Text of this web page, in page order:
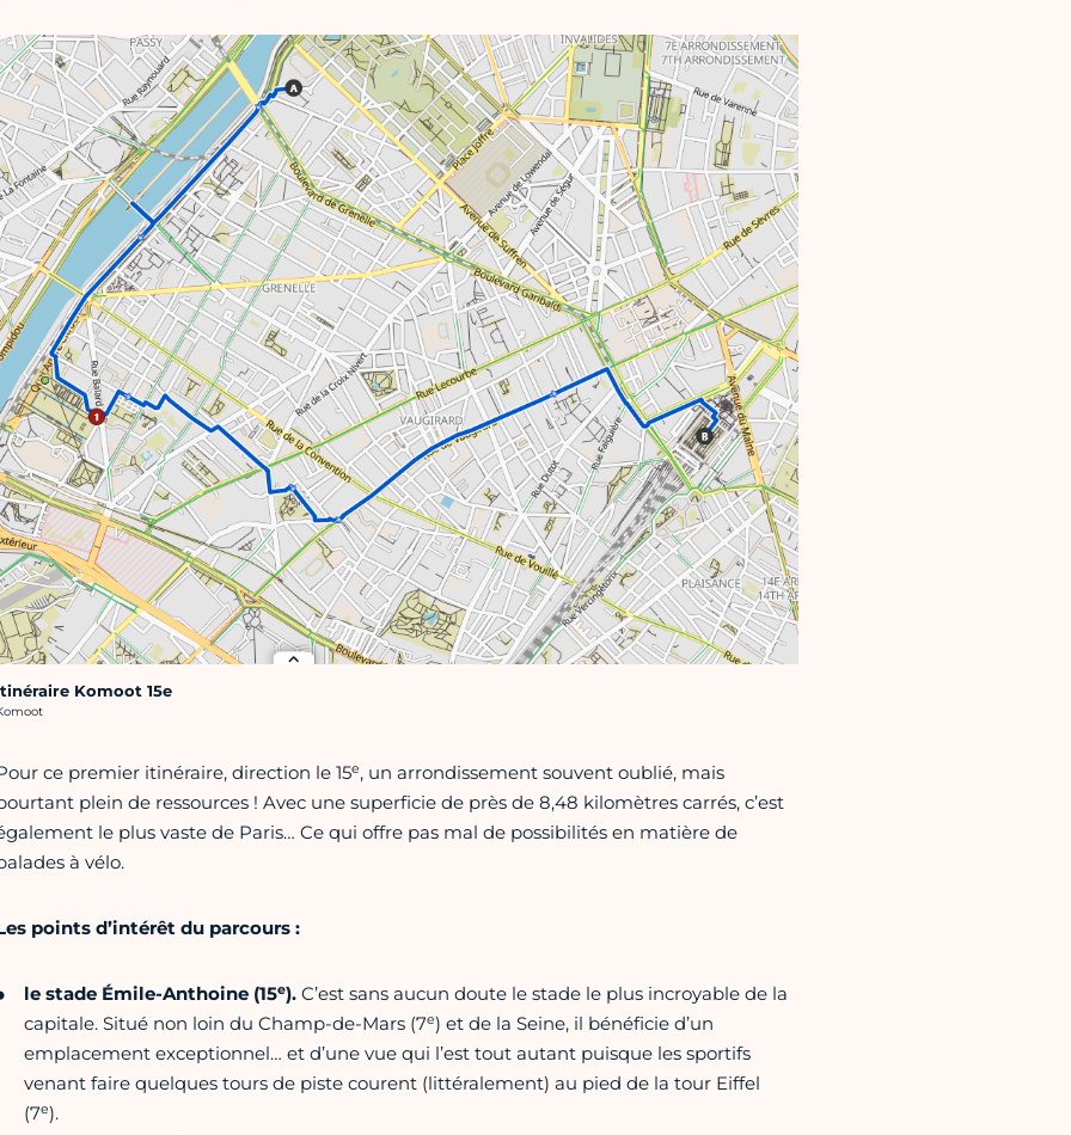
Komoot 15e
photo :
ce premier itinéraire, direction le 15e, un arrondissement souvent oublié, mais
plein de ressources ! Avec une superficie de près de 8,48 kilomètres carrés, c’est
le plus vaste de Paris… Ce qui offre pas mal de possibilités en matière de
à vélo.
points d’intérêt du parcours :
le stade Émile-Anthoine (15e).C’est sans aucun doute le stade le plus incroyable de la
capitale. Situé non loin du Champ-de-Mars (7e) et de la Seine, il bénéficie d’un
emplacement exceptionnel… et d’une vue qui l’est tout autant puisque les sportifs
venant faire quelques tours de piste courent (littéralement) au pied de la tour Eiffel
(7e).